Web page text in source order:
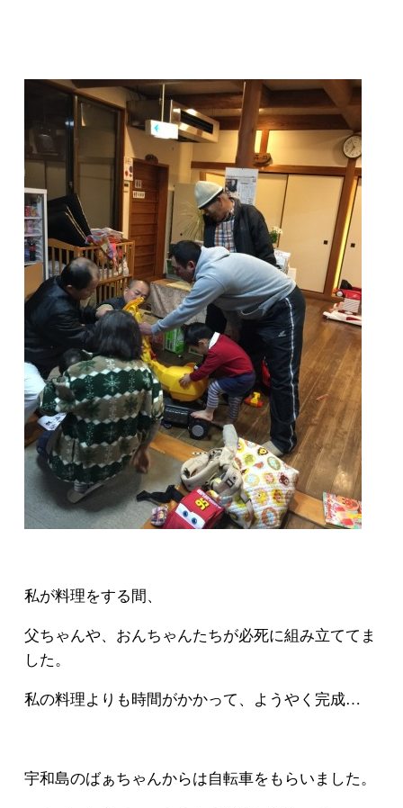
私が料理をする間、
父ちゃんや、おんちゃんたちが必死に組み立ててま
した。
私の料理よりも時間がかかって、ようやく完成…
宇和島のばぁちゃんからは自転車をもらいました。